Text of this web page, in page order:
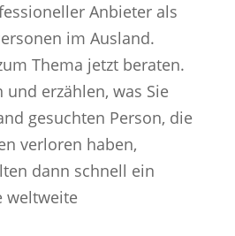
Anbieter als
im Ausland.
Thema jetzt beraten.
und erzählen, was Sie
gesuchten Person, die
verloren haben,
dann schnell ein
weltweite